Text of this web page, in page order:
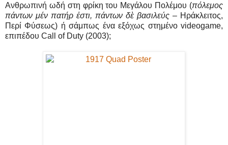
Ανθρωπινή ωδή στη φρίκη του Μεγάλου Πολέμου (πόλεμος
πάντων μέν πατήρ ἐστι, πάντων δὲ βασιλεύς – Ηράκλειτος,
Περί Φύσεως) ή σάμπως ένα εξόχως στημένο videogame,
επιπέδου Call of Duty (2003);